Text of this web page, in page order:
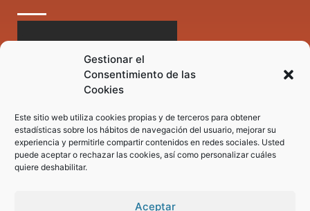
Gestionar el
Consentimiento de las
Cookies
Este sitio web utiliza cookies propias y de terceros para obtener
estadísticas sobre los hábitos de navegación del usuario, mejorar su
experiencia y permitirle compartir contenidos en redes sociales. Usted
puede aceptar o rechazar las cookies, así como personalizar cuáles
quiere deshabilitar.
Aceptar